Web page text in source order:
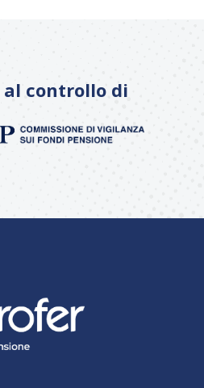
al controllo di